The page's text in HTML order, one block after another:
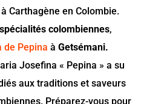
Carthagène en Colombie.
spécialités colombiennes,
de Pepina à Getsémani.
Josefina « Pepina » a su
aux traditions et saveurs
Préparez-vous pour